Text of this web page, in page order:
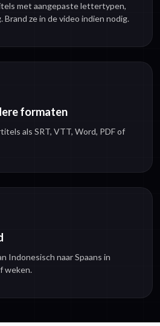
met aangepaste lettertypen,
ze in de video indien nodig.
formaten
als SRT, VTT, Word, PDF of
Indonesisch naar Spaans in
weken.